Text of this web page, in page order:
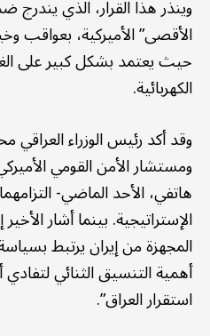
وينذر هذا القرار، الذي
الأقصى” الأميركية، بعواقب
حيث يعتمد بشكل كبير على
الكهربائية.
وقد أكد رئيس الوزراء العراقي
ومستشار الأمن القومي
هاتفي، الأحد الماضي-
الإستراتيجية. بينما أشار الأخير
المجهزة من إيران يرتبط
أهمية التنسيق الثنائي
استقرار العراق”.